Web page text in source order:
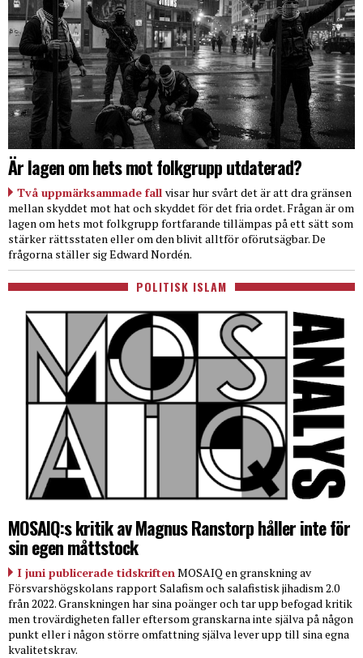
Är lagen om hets mot folkgrupp utdaterad?
Två uppmärksammade fall visar hur svårt det är att dra gränsen
mellan skyddet mot hat och skyddet för det fria ordet. Frågan är om
lagen om hets mot folkgrupp fortfarande tillämpas på ett sätt som
stärker rättsstaten eller om den blivit alltför oförutsägbar. De
frågorna ställer sig Edward Nordén.
POLITISK ISLAM
MOSAIQ:s kritik av Magnus Ranstorp håller inte för
sin egen måttstock
I juni publicerade tidskriften MOSAIQ en granskning av
Försvarshögskolans rapport Salafism och salafistisk jihadism 2.0
från 2022. Granskningen har sina poänger och tar upp befogad kritik
men trovärdigheten faller eftersom granskarna inte själva på någon
punkt eller i någon större omfattning själva lever upp till sina egna
kvalitetskrav.